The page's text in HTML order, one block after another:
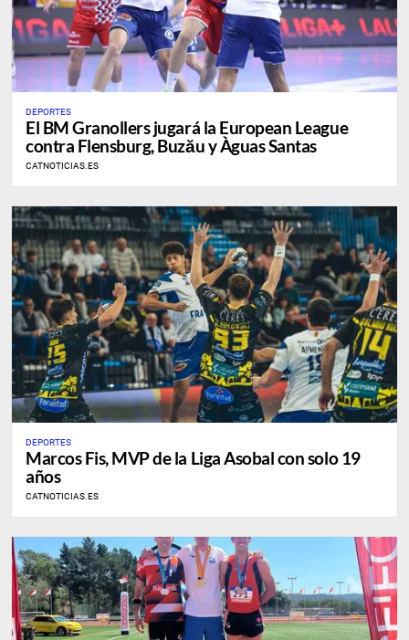
DEPORTES
​El BM Granollers jugará la European League
contra Flensburg, Buzău y Àguas Santas
CATNOTICIAS.ES
DEPORTES
Marcos Fis, MVP de la Liga Asobal con solo 19
años
CATNOTICIAS.ES